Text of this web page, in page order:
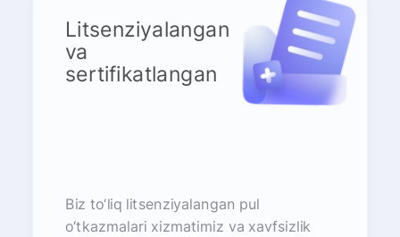
Litsenziyalangan
va
sertifikatlangan
Biz to‘liq litsenziyalangan pul
o‘tkazmalari xizmatimiz va xavfsizlik